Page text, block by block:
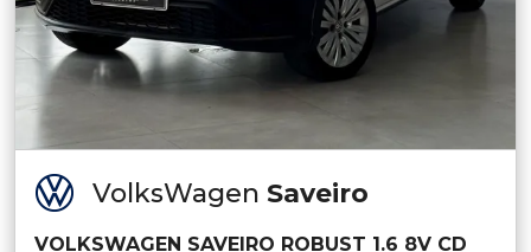
VolksWagen Saveiro
VOLKSWAGEN SAVEIRO ROBUST 1.6 8V CD